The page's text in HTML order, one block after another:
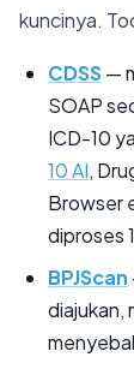
kuncinya.
CDSS—
SOAP
ICD-10
10 AI,
Browser
diproses
BPJScan
diajukan,